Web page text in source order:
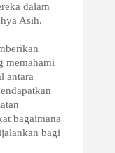
dalam
Asih.
memahami
antara
bagaimana
bagi